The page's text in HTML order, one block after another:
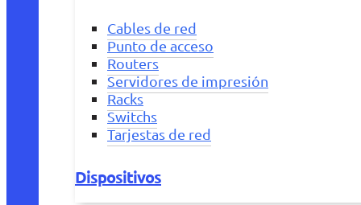
Cables de red
Punto de acceso
Routers
Servidores de impresión
Racks
Switchs
Tarjestas de red
Dispositivos